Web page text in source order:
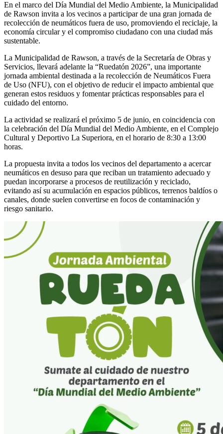
En el marco del Día Mundial del Medio Ambiente, la Municipalidad
de Rawson invita a los vecinos a participar de una gran jornada de
recolección de neumáticos fuera de uso, promoviendo el reciclaje, la
economía circular y el compromiso ciudadano con una ciudad más
sustentable.
La Municipalidad de Rawson, a través de la Secretaría de Obras y
Servicios, llevará adelante la “Ruedatón 2026”, una importante
jornada ambiental destinada a la recolección de Neumáticos Fuera
de Uso (NFU), con el objetivo de reducir el impacto ambiental que
generan estos residuos y fomentar prácticas responsables para el
cuidado del entorno.
La actividad se realizará el próximo 5 de junio, en coincidencia con
la celebración del Día Mundial del Medio Ambiente, en el Complejo
Cultural y Deportivo La Superiora, en el horario de 8:30 a 13:00
horas.
La propuesta invita a todos los vecinos del departamento a acercar
neumáticos en desuso para que reciban un tratamiento adecuado y
puedan incorporarse a procesos de reutilización y reciclado,
evitando así su acumulación en espacios públicos, terrenos baldíos o
canales, donde suelen convertirse en focos de contaminación y
riesgo sanitario.